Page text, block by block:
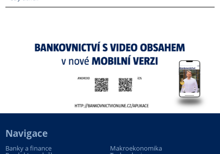
Navigace
Banky a finance Makroekonomika